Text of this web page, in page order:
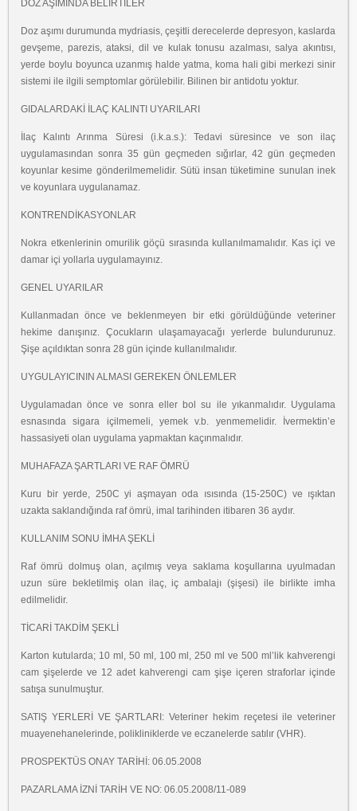
DOZ AŞIMINDA BELİRTİLER
Doz aşımı durumunda mydriasis, çeşitli derecelerde depresyon, kaslarda
gevşeme, parezis, ataksi, dil ve kulak tonusu azalması, salya akıntısı,
yerde boylu boyunca uzanmış halde yatma, koma haligibi merkezi sinir
sistemi ile ilgili semptomlar görülebilir. Bilinen bir antidotu yoktur.
GIDALARDAKİ İLAÇ KALINTI UYARILARI
İlaç Kalıntı Arınma Süresi (i.k.a.s.): Tedavi süresince ve son ilaç
uygulamasından sonra 35 gün geçmeden sığırlar, 42 gün geçmeden
koyunlar kesime gönderilmemelidir. Sütü insan tüketimine sunulan inek
ve koyunlara uygulanamaz.
KONTRENDİKASYONLAR
Nokra etkenlerinin omurilik göçü sırasında kullanılmamalıdır. Kas içi ve
damar içi yollarla uygulamayınız.
GENEL UYARILAR
Kullanmadan önce ve beklenmeyen bir etki görüldüğünde veteriner
hekime danışınız. Çocukların ulaşamayacağı yerlerde bulundurunuz.
Şişe açıldıktan sonra 28 gün içinde kullanılmalıdır.
UYGULAYICININ ALMASI GEREKEN ÖNLEMLER
Uygulamadan önce ve sonra eller bol su ile yıkanmalıdır. Uygulama
esnasında sigara içilmemeli, yemek v.b. yenmemelidir. İvermektin’e
hassasiyeti olan uygulama yapmaktan kaçınmalıdır.
MUHAFAZA ŞARTLARI VE RAF ÖMRÜ
Kuru bir yerde, 250C yi aşmayan oda ısısında (15-250C) ve ışıktan
uzakta saklandığında raf ömrü, imal tarihinden itibaren 36 aydır.
KULLANIM SONU İMHA ŞEKLİ
Raf ömrü dolmuş olan, açılmış veya saklama koşullarına uyulmadan
uzun süre bekletilmiş olan ilaç, iç ambalajı (şişesi) ile birlikte imha
edilmelidir.
TİCARİ TAKDİM ŞEKLİ
Karton kutularda; 10 ml, 50 ml, 100 ml, 250 ml ve 500 ml’lik kahverengi
cam şişelerde ve 12 adet kahverengi cam şişe içeren straforlar içinde
satışa sunulmuştur.
SATIŞ YERLERİ VE ŞARTLARI: Veteriner hekim reçetesi ile veteriner
muayenehanelerinde, polikliniklerde ve eczanelerde satılır (VHR).
PROSPEKTÜS ONAY TARİHİ: 06.05.2008
PAZARLAMA İZNİ TARİH VE NO: 06.05.2008/11-089